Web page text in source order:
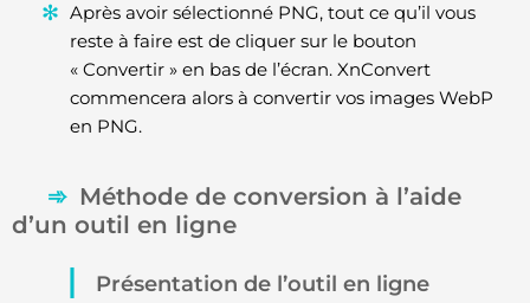
Après avoir sélectionné PNG, tout ce qu’il vous
reste à faire est de cliquer sur le bouton
« Convertir » en bas de l’écran. XnConvert
commencera alors à convertir vos images WebP
en PNG.
Méthode de conversion à l’aide
d’un outil en ligne
Présentation de l’outil en ligne